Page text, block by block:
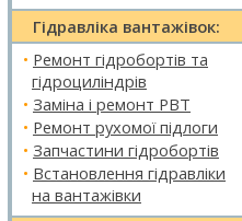
Гідравліка вантажівок:
• Ремонт гідробортів та
гідроциліндрів
• Заміна і ремонт РВТ
• Ремонт рухомої підлоги
• Запчастини гідробортів
• Встановлення гідравліки
на вантажівки